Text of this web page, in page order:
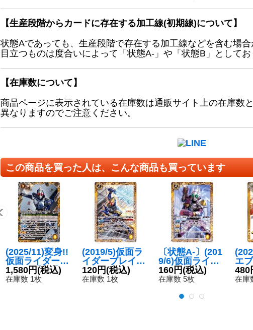
【生産段階からカードに存在する加工線(初期線)について】
状態Aであっても、生産段階で存在する加工線などを含む場
目立つものは度合いによって「状態A-」や「状態B」としてお
【在庫数について】
商品ページに表示されている在庫数は通販サイト上の在庫数
異なりますのでご注意ください。
この商品を買った人は、こんな商品も買っています
(2025/11)変身!!
仮面ライダーブ
レイド【CP】
{CB34-CP03}
1,580円(税込)
在庫数 1枚
(2019/5)仮面ラ
イダーブレイド
ジャックフォー
ム[2]【C】{CB0
120円(税込)
在庫数 1枚
〔状態A-〕(201
9/6)仮面ライダ
ーギャレン[2]
【C】{CB09-05
160円(税込)
在庫数 5枚
エ
オ
【C
480
在庫